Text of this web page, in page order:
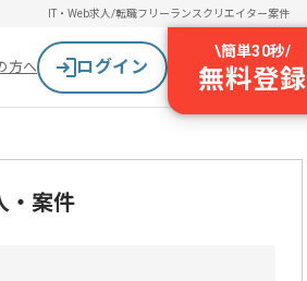
IT・Web求人/転職フリーランスクリエイター案件
方へ ログイン
\簡単30秒/
無料登録
・案件